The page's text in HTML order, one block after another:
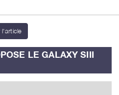
l'article
LE GALAXY SIII